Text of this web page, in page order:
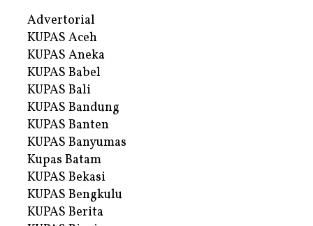
Advertorial
KUPAS Aceh
KUPAS Aneka
KUPAS Babel
KUPAS Bali
KUPAS Bandung
KUPAS Banten
KUPAS Banyumas
Kupas Batam
KUPAS Bekasi
KUPAS Bengkulu
KUPAS Berita